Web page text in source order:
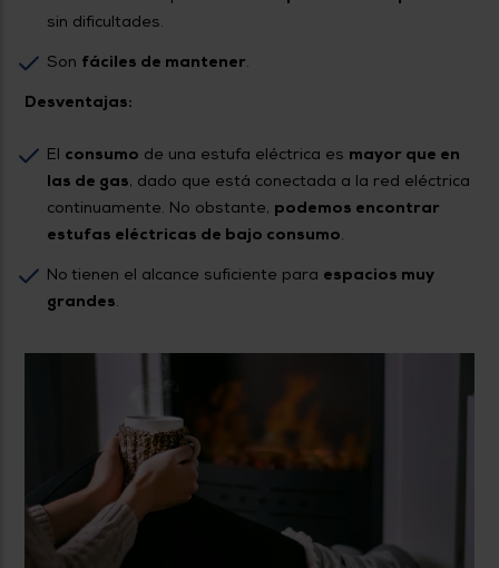
sin dificultades.
Son fáciles de mantener.
Desventajas:
El consumo de una estufa eléctrica es mayor que en
las de gas, dado que está conectada a la red eléctrica
continuamente. No obstante, podemos encontrar
estufas eléctricas de bajo consumo.
No tienen el alcance suficiente para espacios muy
grandes.